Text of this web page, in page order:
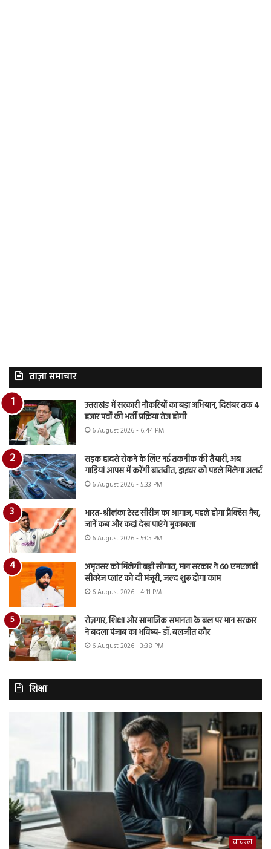
ताज़ा समाचार
उत्तराखंड में सरकारी नौकरियों का बड़ा अभियान, दिसंबर तक 4
हजार पदों की भर्ती प्रक्रिया तेज होगी
6 August 2026 - 6:44 PM
सड़क हादसे रोकने के लिए नई तकनीक की तैयारी, अब
गाड़ियां आपस में करेंगी बातचीत, ड्राइवर को पहले मिलेगा अलर्ट
6 August 2026 - 5:33 PM
भारत-श्रीलंका टेस्ट सीरीज का आगाज, पहले होगा प्रैक्टिस मैच,
जानें कब और कहां देख पाएंगे मुकाबला
6 August 2026 - 5:05 PM
अमृतसर को मिलेगी बड़ी सौगात, मान सरकार ने 60 एमएलडी
सीवरेज प्लांट को दी मंजूरी, जल्द शुरू होगा काम
6 August 2026 - 4:11 PM
रोज़गार, शिक्षा और सामाजिक समानता के बल पर मान सरकार
ने बदला पंजाब का भविष्य- डॉ. बलजीत कौर
6 August 2026 - 3:38 PM
शिक्षा
वायरल